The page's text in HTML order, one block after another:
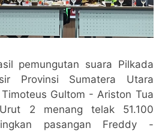
pemungutan suara Pilkada
Provinsi Sumatera Utara
Gultom - Ariston Tua
2 menang telak 51.100
pasangan Freddy -